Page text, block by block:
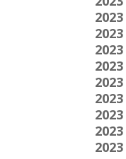
2023
2023
2023
2023
2023
2023
2023
2023
2023